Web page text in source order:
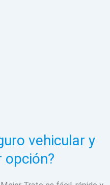
vehicular y
opción?